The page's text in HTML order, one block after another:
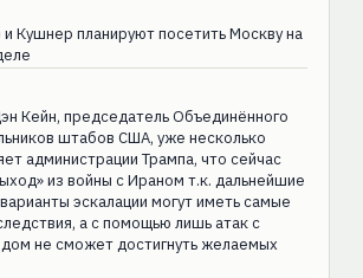
Кушнер планируют посетить Москву на
Кейн, председатель Объединённого
штабов США, уже несколько
администрации Трампа, что сейчас
из войны с Ираном т.к. дальнейшие
эскалации могут иметь самые
а с помощью лишь атак с
не сможет достигнуть желаемых